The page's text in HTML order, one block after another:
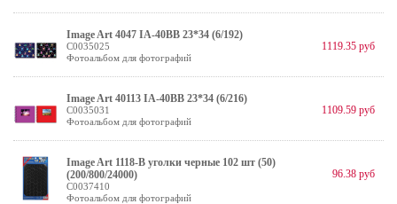
Image Art 4047 IA-40BB 23*34 (6/192)
C0035025
Фотоальбом для фотографий
1119.35 руб
Image Art 40113 IA-40BB 23*34 (6/216)
C0035031
Фотоальбом для фотографий
1109.59 руб
Image Art 1118-В уголки черные 102 шт (50)
(200/800/24000)
C0037410
Фотоальбом для фотографий
96.38 руб